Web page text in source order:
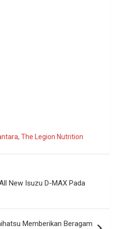
, The Legion Nutrition
New Isuzu D-MAX Pada
Memberikan Beragam